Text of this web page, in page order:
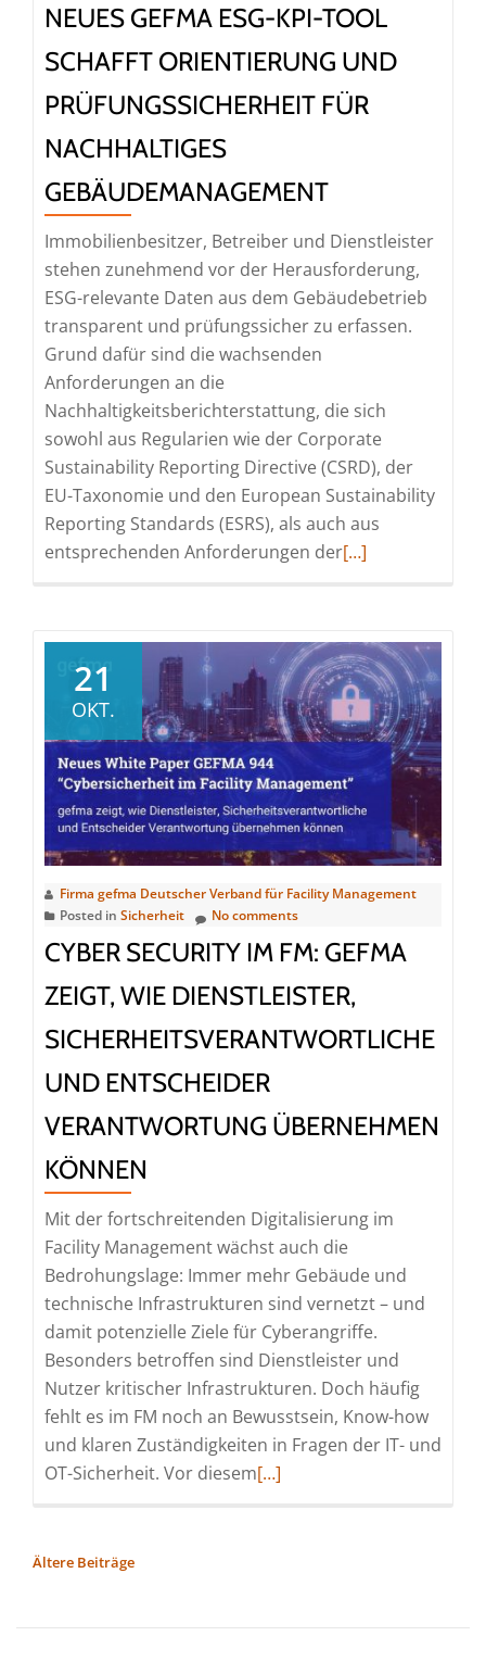
NEUES GEFMA ESG-KPI-TOOL
SCHAFFT ORIENTIERUNG UND
PRÜFUNGSSICHERHEIT FÜR
NACHHALTIGES
GEBÄUDEMANAGEMENT
Immobilienbesitzer, Betreiber und Dienstleister
stehen zunehmend vor der Herausforderung,
ESG-relevante Daten aus dem Gebäudebetrieb
transparent und prüfungssicher zu erfassen.
Grund dafür sind die wachsenden
Anforderungen an die
Nachhaltigkeitsberichterstattung, die sich
sowohl aus Regularien wie der Corporate
Sustainability Reporting Directive (CSRD), der
EU-Taxonomie und den European Sustainability
Reporting Standards (ESRS), als auch aus
entsprechenden Anforderungen derRead
gefma
ESG-
KPI-
Tool
schafft
Orientierung
und
für
[…]
21
OKT.
Firma gefma Deutscher Verband für Facility Management
Posted in Sicherheit No comments
CYBER SECURITY IM FM: GEFMA
ZEIGT, WIE DIENSTLEISTER,
SICHERHEITSVERANTWORTLICHE
UND ENTSCHEIDER
VERANTWORTUNG ÜBERNEHMEN
KÖNNEN
Mit der fortschreitenden Digitalisierung im
Facility Management wächst auch die
Bedrohungslage: Immer mehr Gebäude und
technische Infrastrukturen sind vernetzt – und
damit potenzielle Ziele für Cyberangriffe.
Besonders betroffen sind Dienstleister und
Nutzer kritischer Infrastrukturen. Doch häufig
fehlt es im FM noch an Bewusstsein, Know-how
und klaren Zuständigkeiten in Fragen der IT- und
OT-Sicherheit. Vor diesemRead
[…]
BEITRAGSNAVIGATION
Ältere Beiträge